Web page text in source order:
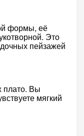
формы, её
Это
пейзажей
плато. Вы
мягкий